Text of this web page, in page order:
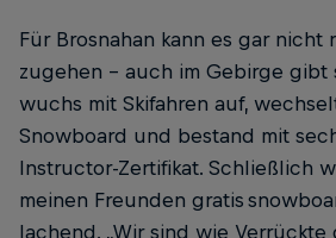
Für Brosnahan kann es gar nicht
zugehen – auch im Gebirge gibt
wuchs mit Skifahren auf,
Snowboard und bestand mit
Instructor-Zertifikat. Schließlich
meinen Freunden gratis
lachend. „Wir sind wie Verrückte